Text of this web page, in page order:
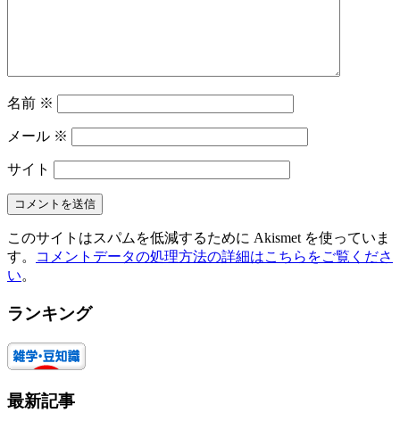
名前 ※
メール ※
サイト
このサイトはスパムを低減するために Akismet を使っていま
す。
コメントデータの処理方法の詳細はこちらをご覧くださ
い。
ランキング
最新記事